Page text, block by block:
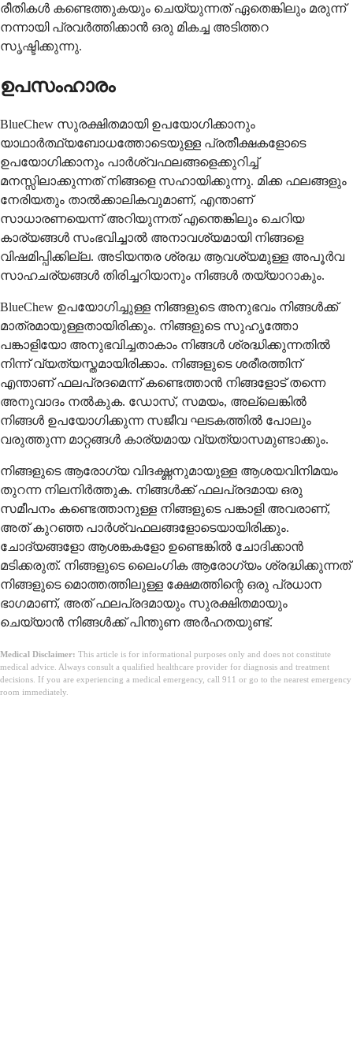
രീതികൾ കണ്ടെത്തുകയും ചെയ്യുന്നത് ഏതെങ്കിലും മരുന്ന്
നന്നായി പ്രവർത്തിക്കാൻ ഒരു മികച്ച അടിത്തറ
സൃഷ്ടിക്കുന്നു.
ഉപസംഹാരം
BlueChew സുരക്ഷിതമായി ഉപയോഗിക്കാനും
യാഥാർത്ഥ്യബോധത്തോടെയുള്ള പ്രതീക്ഷകളോടെ
ഉപയോഗിക്കാനും പാർശ്വഫലങ്ങളെക്കുറിച്ച്
മനസ്സിലാക്കുന്നത് നിങ്ങളെ സഹായിക്കുന്നു. മിക്ക ഫലങ്ങളും
നേരിയതും താൽക്കാലികവുമാണ്, എന്താണ്
സാധാരണയെന്ന് അറിയുന്നത് എന്തെങ്കിലും ചെറിയ
കാര്യങ്ങൾ സംഭവിച്ചാൽ അനാവശ്യമായി നിങ്ങളെ
വിഷമിപ്പിക്കില്ല. അടിയന്തര ശ്രദ്ധ ആവശ്യമുള്ള അപൂർവ
സാഹചര്യങ്ങൾ തിരിച്ചറിയാനും നിങ്ങൾ തയ്യാറാകും.
BlueChew ഉപയോഗിച്ചുള്ള നിങ്ങളുടെ അനുഭവം നിങ്ങൾക്ക്
മാത്രമായുള്ളതായിരിക്കും. നിങ്ങളുടെ സുഹൃത്തോ
പങ്കാളിയോ അനുഭവിച്ചതാകാം നിങ്ങൾ ശ്രദ്ധിക്കുന്നതിൽ
നിന്ന് വ്യത്യസ്തമായിരിക്കാം. നിങ്ങളുടെ ശരീരത്തിന്
എന്താണ് ഫലപ്രദമെന്ന് കണ്ടെത്താൻ നിങ്ങളോട് തന്നെ
അനുവാദം നൽകുക. ഡോസ്, സമയം, അല്ലെങ്കിൽ
നിങ്ങൾ ഉപയോഗിക്കുന്ന സജീവ ഘടകത്തിൽ പോലും
വരുത്തുന്ന മാറ്റങ്ങൾ കാര്യമായ വ്യത്യാസമുണ്ടാക്കും.
നിങ്ങളുടെ ആരോഗ്യ വിദഗ്ദ്ധനുമായുള്ള ആശയവിനിമയം
തുറന്ന നിലനിർത്തുക. നിങ്ങൾക്ക് ഫലപ്രദമായ ഒരു
സമീപനം കണ്ടെത്താനുള്ള നിങ്ങളുടെ പങ്കാളി അവരാണ്,
അത് കുറഞ്ഞ പാർശ്വഫലങ്ങളോടെയായിരിക്കും.
ചോദ്യങ്ങളോ ആശങ്കകളോ ഉണ്ടെങ്കിൽ ചോദിക്കാൻ
മടിക്കരുത്. നിങ്ങളുടെ ലൈംഗിക ആരോഗ്യം ശ്രദ്ധിക്കുന്നത്
നിങ്ങളുടെ മൊത്തത്തിലുള്ള ക്ഷേമത്തിന്റെ ഒരു പ്രധാന
ഭാഗമാണ്, അത് ഫലപ്രദമായും സുരക്ഷിതമായും
ചെയ്യാൻ നിങ്ങൾക്ക് പിന്തുണ അർഹതയുണ്ട്.
Medical Disclaimer: This article is for informational purposes only and does not constitute
medical advice. Always consult a qualified healthcare provider for diagnosis and treatment
decisions. If you are experiencing a medical emergency, call 911 or go to the nearest emergency
room immediately.